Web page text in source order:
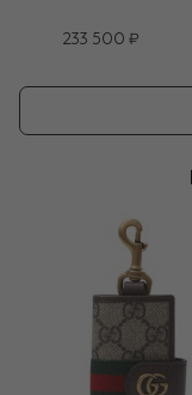
233 500 ₽